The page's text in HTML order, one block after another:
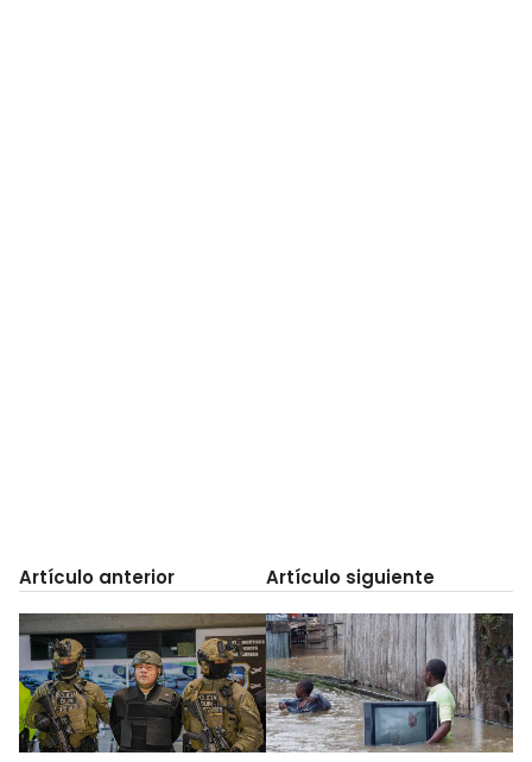
Artículo anterior Artículo siguiente